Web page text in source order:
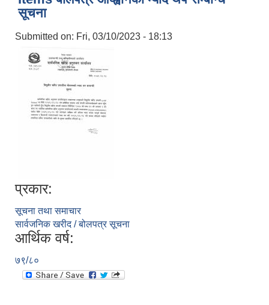
सूचना
Submitted on: Fri, 03/10/2023 - 18:13
प्रकार:
सूचना तथा समाचार
सार्वजनिक खरीद / बोलपत्र सूचना
आर्थिक वर्ष:
७९/८०